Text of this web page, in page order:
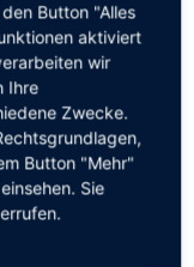
Button "Alles
aktiviert
wir
Ihre
Zwecke.
Button "Mehr"
Sie